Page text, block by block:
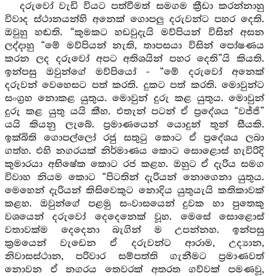
දරුවෝ වැඩි වියට පත්වීමත් සමගම ක්‍රීඩා කරන්නාහු
විවාද ස්ථානයන්හි අනෙක් ගොපලු දරුවන්ට පහර දෙති.
ඔවුහු හඬති. “කුමකට හඩවුදැයි මව්පියන් විසින් අසන
ලද්දාහු “මේ මව්පියන් නැති, තාපසයා විසින් පෝෂණය
කරන ලද දරුවෝ අපට අතිශයින් පහර දෙති”යි කියති.
ඉන්පසු ඔවුන්ගේ මව්පියෝ - “මේ දරුවෝ අනෙක්
දරුවන් වෙහෙසට පත් කරති. දුකට පත් කරති. මොවුන්ට
සංග්‍රහ නොකළ යුතුය. මොවුන් දුරු කළ යුතුය. මොවුන්
දුරු කළ යුතු යයි කීහ. එතැන් පටන් ඒ ප්‍රදේශය “වජ්ජි”
යයි කියනු ලැබේ. ප්‍රමාණයෙන් යොදුන් තුන් සීයකි.
ඉක්බිති ගොපල්ලෝ රජු සතුටු කොට ඒ ප්‍රදේශය ලබා
ගත්හ. එහි නගරයක් නිර්මාණය කොට සොළොස් හැවිරිදි
කුමාරයා අභිෂේක කොට රජ කළහ. ඔහුට ඒ දැරිය සමග
විවාහ නියම කොට “පිටතින් දැරියන් නොගෙනා යුතුය.
මෙහෙන් දැරියන් කිසිවෙකුට නොදිය යුතුයැයි කතිකාවක්
කළහ. ඔවුන්ගේ පළමු සංවාසයෙන් දුවක හා පුතෙකු
වශයෙන් දරුවෝ දෙදෙනෙක් වූහ. මෙසේ සොළොස්
වතාවක්ම දෙදෙනා බැගින් ම උපන්නහ. ඉන්පසු
ක්‍රමයෙන් වැඩෙන ඒ දරුවන්ට ආරාම, උද්‍යාන,
නිවාසස්ථාන, පරිවාර සම්පත්ති ගැනීමට ප්‍රමාණවත්
නොවන ඒ නගරය තෙවරක් අතරත ගව්වක් පමණවූ,